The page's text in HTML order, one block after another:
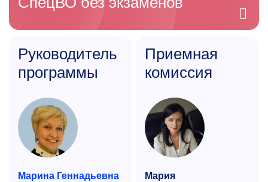
Руководитель
программы
Марина Геннадьевна
Приемная
комиссия
Мария